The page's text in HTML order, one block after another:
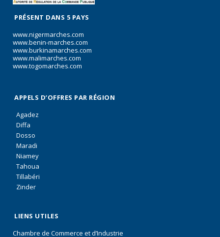
PRÉSENT DANS 5 PAYS
www.nigermarches.com
www.benin-marches.com
www.burkinamarches.com
www.malimarches.com
www.togomarches.com
APPELS D’OFFRES PAR RÉGION
Agadez
Diffa
Dosso
Maradi
Niamey
Tahoua
Tillabéri
Zinder
LIENS UTILES
Chambre de Commerce et d’Industrie